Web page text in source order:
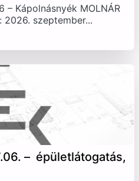
– Kápolnásnyék MOLNÁR
2026. szeptember...
– épületlátogatás,